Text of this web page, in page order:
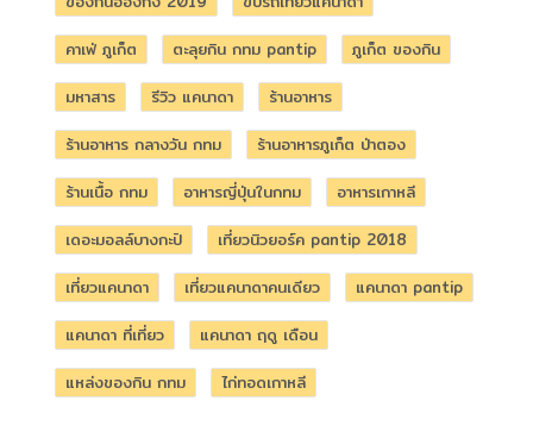
คาเฟ่ ภูเก็ต
ตะลุยกิน กทม pantip
ภูเก็ต ของกิน
มหาสาร
รีวิว แคนาดา
ร้านอาหาร
ร้านอาหาร กลางวัน กทม
ร้านอาหารภูเก็ต ป่าตอง
ร้านเนื้อ กทม
อาหารญี่ปุ่นในกทม
อาหารเกาหลี
เดอะมอลล์บางกะปิ
เที่ยวนิวยอร์ค pantip 2018
เที่ยวแคนาดา
เที่ยวแคนาดาคนเดียว
แคนาดา pantip
แคนาดา ที่เที่ยว
แคนาดา ฤดู เดือน
แหล่งของกิน กทม
ไก่ทอดเกาหลี